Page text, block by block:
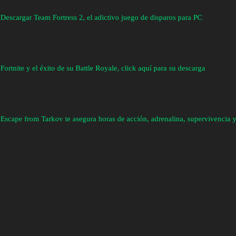
Descargar Team Fortress 2, el adictivo juego de disparos para PC
Fortnite y el éxito de su Battle Royale, click aquí para su descarga
Escape from Tarkov te asegura horas de acción, adrenalina, supervivencia